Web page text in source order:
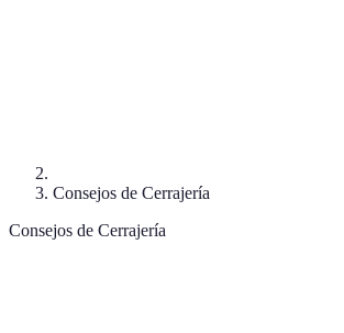
Consejos de Cerrajería
Consejos de Cerrajería